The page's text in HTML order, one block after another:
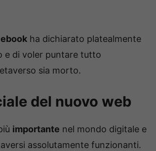
ha dichiarato platealmente
e di voler puntare tutto
sia morto.
del nuovo web
importante nel mondo digitale e
assolutamente funzionanti.